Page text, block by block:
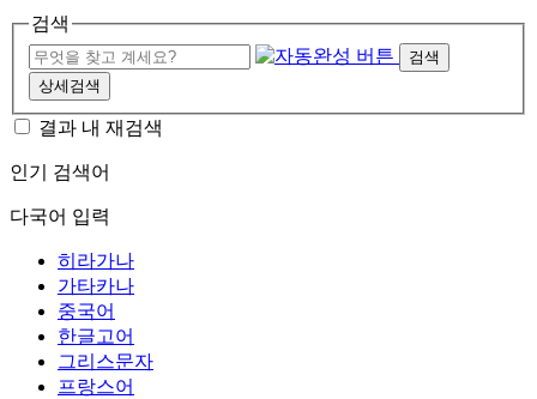
검색
검색
상세검색
결과 내 재검색
인기 검색어
다국어 입력
히라가나
가타카나
중국어
한글고어
그리스문자
프랑스어